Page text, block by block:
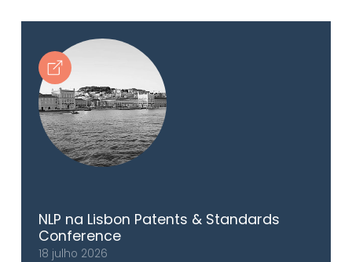
NLP na Lisbon Patents & Standards
Conference
18 julho 2026